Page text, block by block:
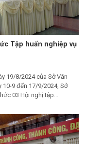
Tập huấn nghiệp vụ
19/8/2024 của Sở Văn
10-9 đến 17/9/2024, Sở
03 Hội nghị tập...